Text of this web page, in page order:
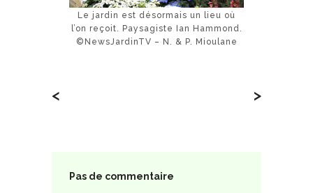
Le jardin est désormais un lieu où
l’on reçoit. Paysagiste Ian Hammond.
©NewsJardinTV – N. & P. Mioulane
< >
Pas de commentaire